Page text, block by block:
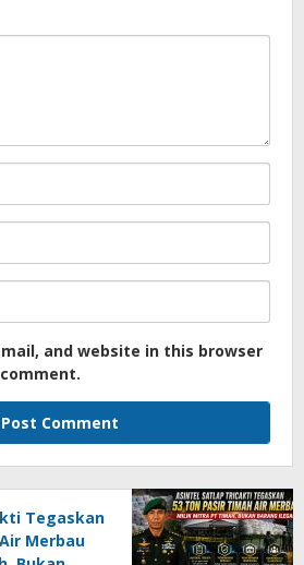
and website in this browser
Tegaskan
Merbau